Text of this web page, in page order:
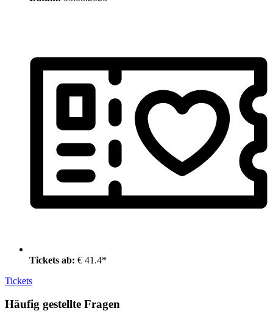
Tickets ab: € 41.4*
Tickets
Häufig gestellte Fragen